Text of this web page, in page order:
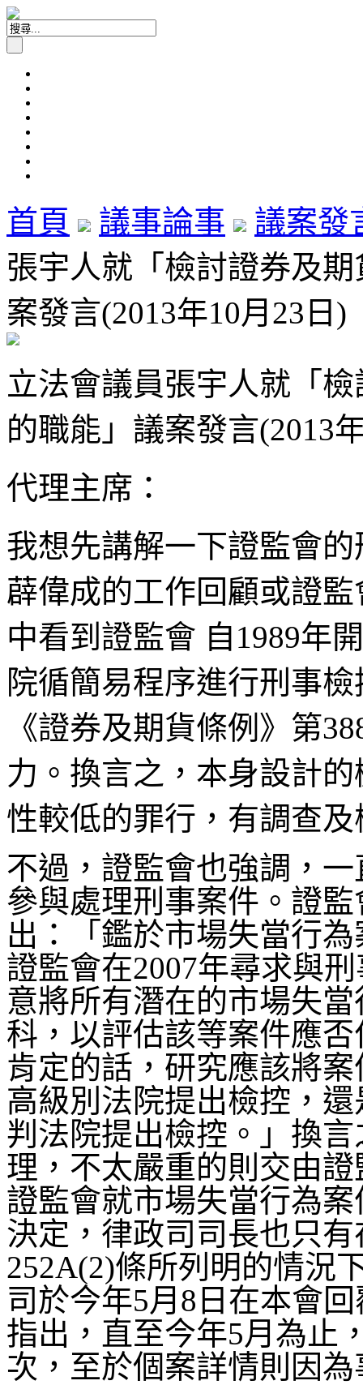
首頁 議事論事
議案發
張宇人就「檢討證券及
案發言(2013年10月23日)
立法會議員張宇人就「
的職能」議案發言(2013
代理主席：
我想先講解一下證監會
薜偉成的工作回顧或證
中看到證監會 自1989年
院循簡易程序進行刑事
《證券及期貨條例》第
力。換言之，本身設計
性較低的罪行，有調查
不過，證監會也強調，
參與處理刑事案件。證
出：「鑑於市場失當行
證監會在2007年尋求與
意將所有潛在的市場失
科，以評估該等案件應
肯定的話，研究應該將
高級別法院提出檢控，
判法院提出檢控。」換
理，不太嚴重的則交由
證監會就市場失當行為
決定，律政司司長也只
252A(2)條所列明的情況
司於今年5月8日在本會
指出，直至今年5月為止
次，至於個案詳情則因